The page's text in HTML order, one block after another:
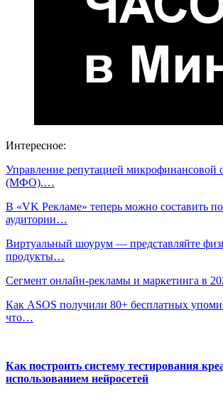
Интересное:
Управление репутацией микрофинансовой
(МФО).…
В «VK Рекламе» теперь можно составить
аудитории…
Виртуальный шоурум — представляйте
продукты…
Сегмент онлайн-рекламы и маркетинга в
Как ASOS получили 80+ бесплатных
что…
Как построить систему тестирования
использованием нейросетей